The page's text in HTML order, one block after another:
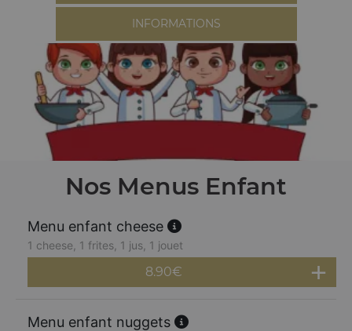
INFORMATIONS
Nos Menus Enfant
Menu enfant cheese
1 cheese, 1 frites, 1 jus, 1 jouet
8.90€
Menu enfant nuggets